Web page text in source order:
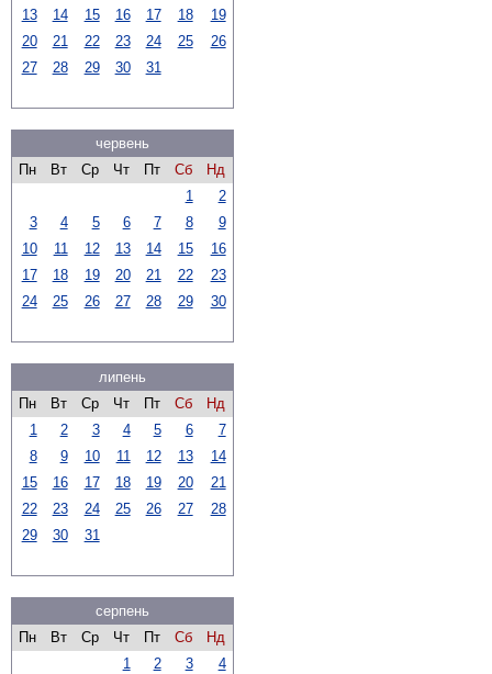
13
14 15 16 17 18
19
20
21 22 23 24 25
26
27
28 29 30 31
червень
Пн
Вт Ср Чт Пт Сб
Нд
1
2
3
4 5 6 7 8
9
10
11 12 13 14 15
16
17
18 19 20 21 22
23
24
25 26 27 28 29 30
липень
Пн
Вт Ср Чт Пт Сб
Нд
1
2 3 4 5 6
7
8
9 10 11 12 13
14
15
16 17 18 19 20
21
22
23 24 25 26 27
28
29
30 31
серпень
Пн
Вт Ср Чт Пт Сб
Нд
1
2 3
4